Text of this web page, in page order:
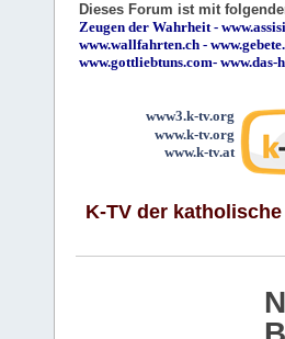
Dieses Forum ist mit
Zeugen der Wahrheit-
www.wallfahrten.ch -
www.gottliebtuns.com- www.das-
www3.k-tv.org
www.k-tv.org
www.k-tv.at
K-TV der